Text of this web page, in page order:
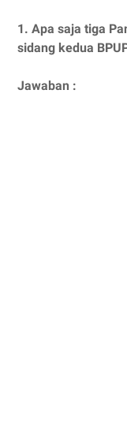
1. Apa saja tiga
sidang kedua
Jawaban :